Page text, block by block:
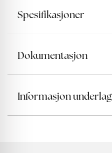
Spesifikasjoner
Dokumentasjon
Informasjon underlag